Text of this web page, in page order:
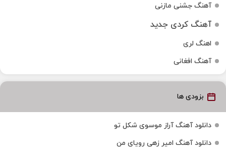
آهنگ جشنی مازنی
آهنگ کردی جدید
اهنگ لری
آهنگ افغانی
بزودی ها
دانلود آهنگ آراز موسوی شکل تو
دانلود آهنگ امیر زهی رویای من